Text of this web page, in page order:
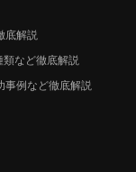
底解説
など徹底解説
事例など徹底解説